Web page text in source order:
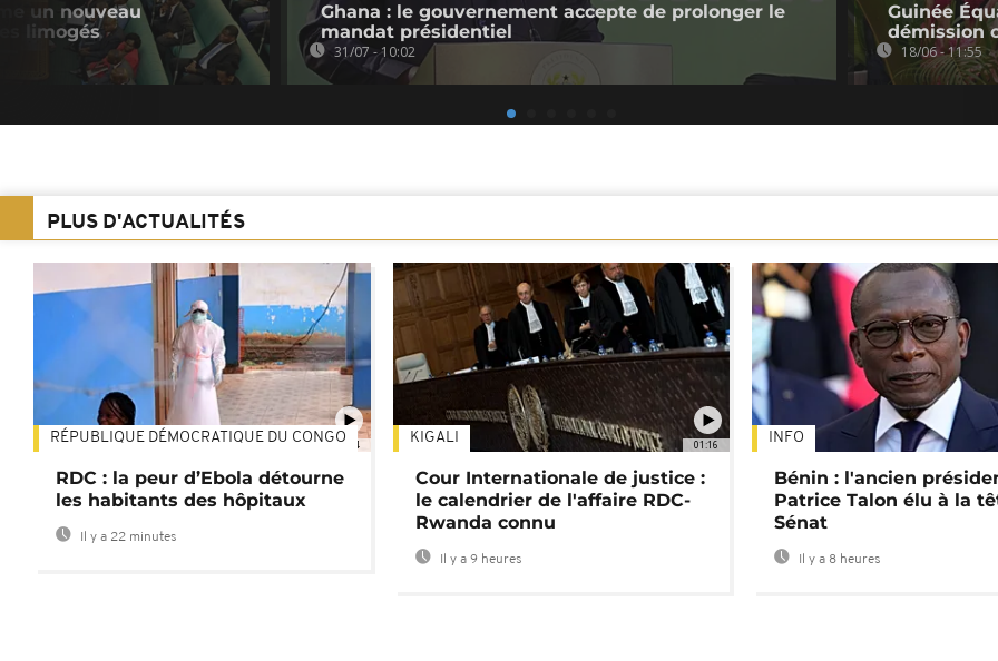
un nouveau
limogés
Ghana : le gouvernement accepte de prolonger le
mandat présidentiel
31/07 - 10:02
Guinée
démission
18/06 - 11:55
PLUS D'ACTUALITÉS
01:34
RÉPUBLIQUE DÉMOCRATIQUE DU CONGO
RDC : la peur d’Ebola détourne
les habitants des hôpitaux
Il y a 22 minutes
01:16
KIGALI
Cour Internationale de justice :
le calendrier de l'affaire RDC-
Rwanda connu
Il y a 9 heures
INFO
Bénin : l'ancien
Patrice Talon élu à la
Sénat
Il y a 8 heures